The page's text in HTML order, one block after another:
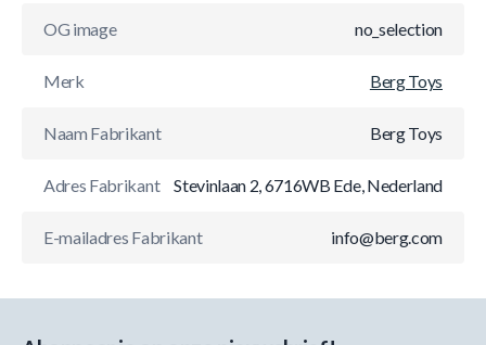
OG image no_selection
Merk Berg Toys
Naam Fabrikant Berg Toys
Adres Fabrikant Stevinlaan 2, 6716WB Ede, Nederland
E-mailadres Fabrikant info@berg.com